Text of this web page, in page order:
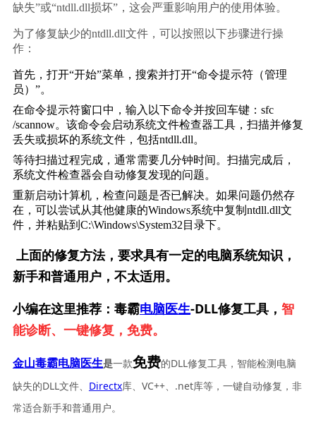
缺失”或“ntdll.dll损坏”，这会严重影响用户的使用体验。
为了修复缺少的ntdll.dll文件，可以按照以下步骤进行操
作：
首先，打开“开始”菜单，搜索并打开“命令提示符（管理
员）”。
在命令提示符窗口中，输入以下命令并按回车键： sfc
/scannow。该命令会启动系统文件检查器工具，扫描并修复
丢失或损坏的系统文件，包括ntdll.dll。
等待扫描过程完成，通常需要几分钟时间。扫描完成后，
系统文件检查器会自动修复发现的问题。
重新启动计算机，检查问题是否已解决。如果问题仍然存
在，可以尝试从其他健康的Windows系统中复制ntdll.dll文
件，并粘贴到 C:\Windows\System32 目录下。
上面的修复方法，要求具有一定的电脑系统知识，
新手和普通用户，不太适用。
小编在这里推荐：毒霸电脑医生-DLL修复工具， 智
能诊断、一键修复，免费。
金山毒霸电脑医生是一款免费的DLL修复工具，智能检测电脑
缺失的DLL文件、 Directx库、VC++、.net库等，一键自动修复，非
常适合新手和普通用户。